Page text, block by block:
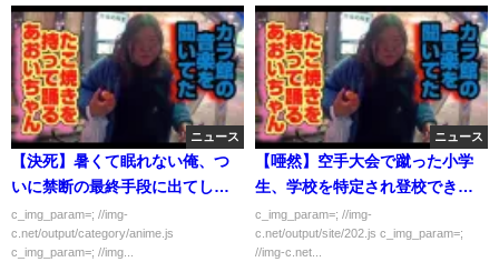
ニュース
【決死】暑くて眠れない俺、つ
いに禁断の最終手段に出てしま
う！！
c_img_param=; //img-
c.net/output/category/anime.js
c_img_param=; //img...
ニュース
【唖然】空手大会で蹴った小学
生、学校を特定され登校できな
くなっている模様…
c_img_param=; //img-
c.net/output/site/202.js c_img_param=;
//img-c.net...